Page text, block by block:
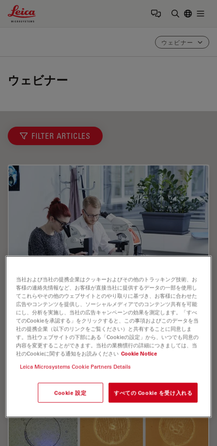
Leica Microsystems Logo
ウェビナー
ウェビナー
FILTER ARTICLES
Digital Classroom Options
As teachers, you know your big challenge is to catch
and keep the students’ attention and the best chance
for this is by making the environment interactive. In the
Jul 09, 2019 オンラインセミナー
当社および当社の提携企業はクッキーおよびその他のトラッキング技術、お
客様の連絡先情報など、お客様が直接当社に提供するデータの一部を使用し
てこれらやその他のウェブサイトとのやり取りに基づき、お客様に合わせた
広告やコンテンツを提供し、ソーシャルメディアでのコンテンツ共有を可能
にし、分析を実施し、当社の広告キャンペーンの効果を測定します。「すべ
てのCookieを承認する」をクリックすると、この事項およびこのデータを当
社の提携企業（以下のリンクをご覧ください）と共有することに同意しま
す。当社ウェブサイトの下部にある「Cookieの設定」から、いつでも同意の
内容を変更することができます。当社の業務慣行の詳細につきましては、当
社のCookieに関する通知をお読みください Cookie Notice
Leica Microsystems Cookie Partners Details
Cookie 設定 すべての Cookie を受け入れる